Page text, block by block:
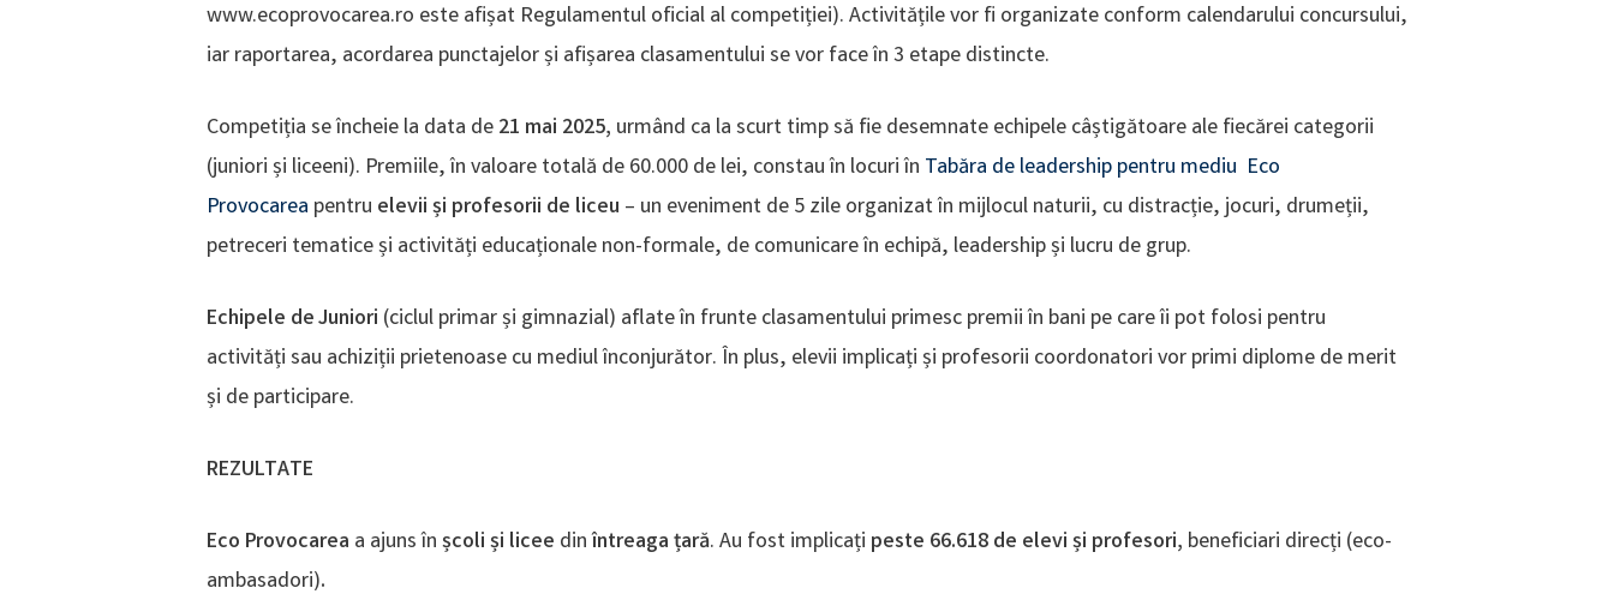
www.ecoprovocarea.ro este afișat Regulamentul oficial al competiției). Activitățile vor fi organizate conform calendarului concursului,
iar raportarea, acordarea punctajelor și afișarea clasamentului se vor face în 3 etape distincte.
Competiția se încheie la data de21 mai 2025, urmând ca la scurt timp să fie desemnate echipele câștigătoare ale fiecărei categorii
(juniori și liceeni). Premiile, în valoare totală de 60.000 de lei, constau în locuri în Tabăra de leadership pentru mediu Eco
Provocarea pentru elevii și profesorii de liceu – un eveniment de 5 zile organizat în mijlocul naturii, cu distracție, jocuri, drumeții,
petreceri tematice și activități educaționale non-formale, de comunicare în echipă, leadership și lucru de grup.
Echipele de Juniori (ciclul primar și gimnazial) aflate în frunte clasamentului primesc premii în bani pe care îi pot folosi pentru
activități sau achiziții prietenoase cu mediul înconjurător. În plus, elevii implicați și profesorii coordonatori vor primi diplome de merit
și de participare.
REZULTATE
Eco Provocarea a ajuns înșcoli și licee dinîntreaga țară. Au fost implicați peste 66.618 de elevi și profesori, beneficiari direcți (eco-
ambasadori).